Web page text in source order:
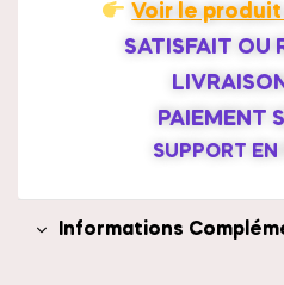
Voir le
SATISFAIT OU
PAIEMENT
SUPPORT
Informations